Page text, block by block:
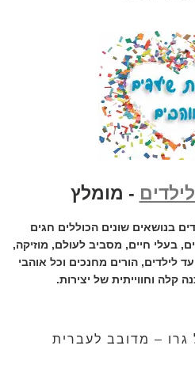
- מומלץ
בנושאים שונים הכוללים חגים
בעלי חיים, מסביב לעולם, מוזיקה,
לילדים, הורים מחנכים וכל אוהבי
קלה וחווייתית של יצירות.